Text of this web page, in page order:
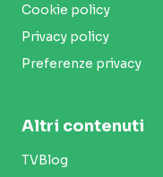
Cookie policy
Privacy policy
Preferenze privacy
Altri contenuti
TVBlog